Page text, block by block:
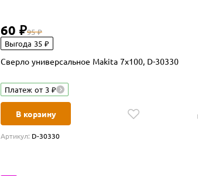
60 ₽95 ₽
Выгода 35 ₽
Сверло универсальное Makita 7х100, D-30330
Платеж от 3 ₽
В корзину
Артикул: D-30330